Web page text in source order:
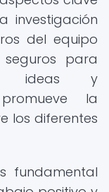
investigación
del equipo
para
ideas y
la
los diferentes
fundamental